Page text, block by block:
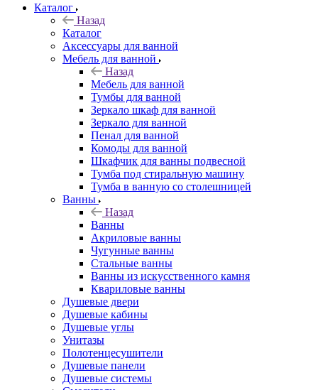
Каталог
Назад
Каталог
Аксессуары для ванной
Мебель для ванной
Назад
Мебель для ванной
Тумбы для ванной
Зеркало шкаф для ванной
Зеркало для ванной
Пенал для ванной
Комоды для ванной
Шкафчик для ванны подвесной
Тумба под стиральную машину
Тумба в ванную со столешницей
Ванны
Назад
Ванны
Акриловые ванны
Чугунные ванны
Стальные ванны
Ванны из искусственного камня
Квариловые ванны
Душевые двери
Душевые кабины
Душевые углы
Унитазы
Полотенцесушители
Душевые панели
Душевые системы